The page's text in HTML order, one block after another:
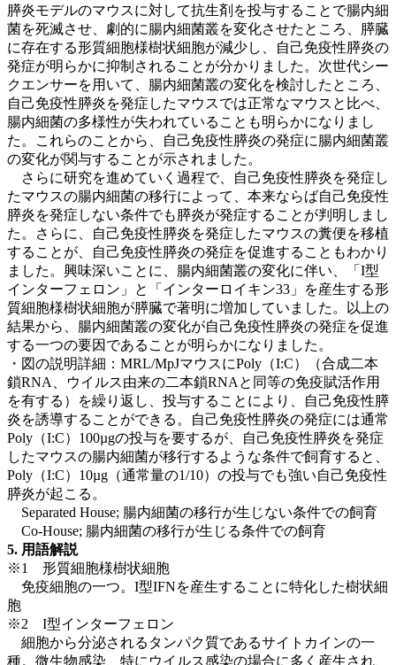
膵炎モデルのマウスに対して抗生剤を投与することで腸内細
菌を死滅させ、劇的に腸内細菌叢を変化させたところ、膵臓
に存在する形質細胞様樹状細胞が減少し、自己免疫性膵炎の
発症が明らかに抑制されることが分かりました。次世代シー
クエンサーを用いて、腸内細菌叢の変化を検討したところ、
自己免疫性膵炎を発症したマウスでは正常なマウスと比べ、
腸内細菌の多様性が失われていることも明らかになりまし
た。これらのことから、自己免疫性膵炎の発症に腸内細菌叢
の変化が関与することが示されました。
さらに研究を進めていく過程で、自己免疫性膵炎を発症し
たマウスの腸内細菌の移行によって、本来ならば自己免疫性
膵炎を発症しない条件でも膵炎が発症することが判明しまし
た。さらに、自己免疫性膵炎を発症したマウスの糞便を移植
することが、自己免疫性膵炎の発症を促進することもわかり
ました。興味深いことに、腸内細菌叢の変化に伴い、「I型
インターフェロン」と「インターロイキン33」を産生する形
質細胞様樹状細胞が膵臓で著明に増加していました。以上の
結果から、腸内細菌叢の変化が自己免疫性膵炎の発症を促進
する一つの要因であることが明らかになりました。
・図の説明詳細：MRL/MpJマウスにPoly（I:C）（合成二本
鎖RNA、ウイルス由来の二本鎖RNAと同等の免疫賦活作用
を有する）を繰り返し、投与することにより、自己免疫性膵
炎を誘導することができる。自己免疫性膵炎の発症には通常
Poly（I:C）100µgの投与を要するが、自己免疫性膵炎を発症
したマウスの腸内細菌が移行するような条件で飼育すると、
Poly（I:C）10µg（通常量の1/10）の投与でも強い自己免疫性
膵炎が起こる。
Separated House; 腸内細菌の移行が生じない条件での飼育
Co-House; 腸内細菌の移行が生じる条件での飼育
5. 用語解説
※1 形質細胞様樹状細胞
免疫細胞の一つ。I型IFNを産生することに特化した樹状細
胞
※2 I型インターフェロン
細胞から分泌されるタンパク質であるサイトカインの一
種。微生物感染、特にウイルス感染の場合に多く産生され、